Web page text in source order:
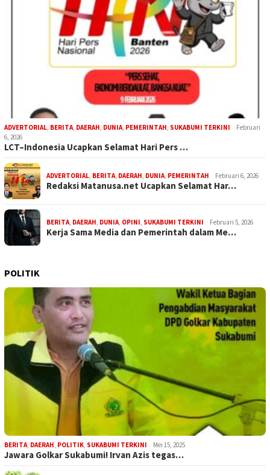
ADVERTORIAL, BERITA, DAERAH, DUNIA, PEMERINTAH, SUKABUMI TERKINI
Februari
6, 2026
LCT–Indonesia Ucapkan Selamat Hari Pers …
ADVERTORIAL, BERITA, DAERAH, DUNIA, PEMERINTAH Februari 6, 2026
Redaksi Matanusa.net Ucapkan Selamat Har…
BERITA, DAERAH, DUNIA, OPINI, SUKABUMI TERKINI Februari 5, 2026
Kerja Sama Media dan Pemerintah dalam Me…
POLITIK
BERITA, DAERAH, POLITIK, SUKABUMI TERKINI Mei 15, 2025
Jawara Golkar Sukabumi! Irvan Azis tegas…